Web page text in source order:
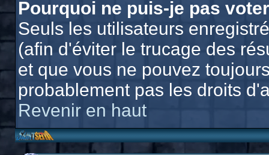
Pourquoi ne puis-je pas
Seuls les utilisateurs
(afin d'éviter le trucage des
et que vous ne pouvez
probablement pas les droits
Revenir en haut